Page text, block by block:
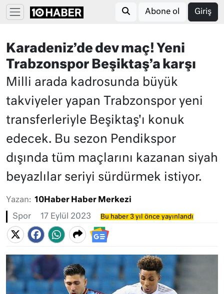
Abone ol Giriş
Karadeniz’de dev maç! Yeni
Trabzonspor Beşiktaş’a karşı
Milli arada kadrosunda büyük
takviyeler yapan Trabzonspor yeni
transferleriyle Beşiktaş'ı konuk
edecek. Bu sezon Pendikspor
dışında tüm maçlarını kazanan siyah
beyazlılar seriyi sürdürmek istiyor.
Yazan: 10Haber Haber Merkezi
Spor 17 Eylül 2023 Bu haber 3 yıl önce yayınlandı